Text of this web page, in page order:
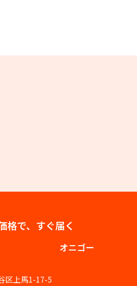
格で、すぐ届く
オニゴー
区上馬1-17-5